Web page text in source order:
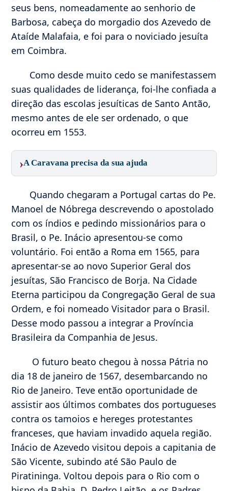
seus bens, nomeadamente ao senhorio de
Barbosa, cabeça do morgadio dos Azevedo de
Ataíde Malafaia, e foi para o noviciado jesuíta
em Coimbra.
Como desde muito cedo se manifestassem
suas qualidades de liderança, foi-lhe confiada a
direção das escolas jesuíticas de Santo Antão,
mesmo antes de ele ser ordenado, o que
ocorreu em 1553.
›A Caravana precisa da sua ajuda
Quando chegaram a Portugal cartas do Pe.
Manoel de Nóbrega descrevendo o apostolado
com os índios e pedindo missionários para o
Brasil, o Pe. Inácio apresentou-se como
voluntário. Foi então a Roma em 1565, para
apresentar-se ao novo Superior Geral dos
jesuítas, São Francisco de Borja. Na Cidade
Eterna participou da Congregação Geral de sua
Ordem, e foi nomeado Visitador para o Brasil.
Desse modo passou a integrar a Província
Brasileira da Companhia de Jesus.
O futuro beato chegou à nossa Pátria no
dia 18 de janeiro de 1567, desembarcando no
Rio de Janeiro. Teve então oportunidade de
assistir aos últimos combates dos portugueses
contra os tamoios e hereges protestantes
franceses, que haviam invadido aquela região.
Inácio de Azevedo visitou depois a capitania de
São Vicente, subindo até São Paulo de
Piratininga. Voltou depois para o Rio com o